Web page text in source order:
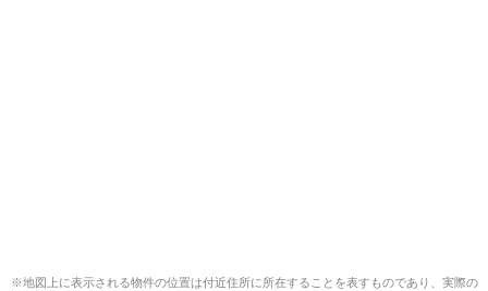
※地図上に表示される物件の位置は付近住所に所在することを表すものであり、実際の